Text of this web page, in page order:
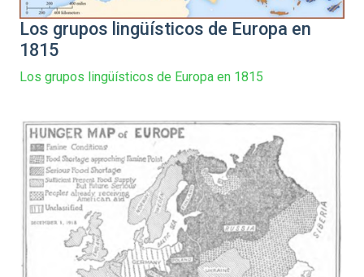
Los grupos lingüísticos de Europa en
1815
Los grupos lingüísticos de Europa en 1815